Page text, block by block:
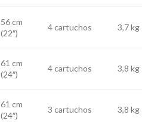
56 cm
(22″)
4 cartuchos 3,7 kg
61 cm
(24″)
4 cartuchos 3,8 kg
61 cm
(24″)
3 cartuchos 3,8 kg